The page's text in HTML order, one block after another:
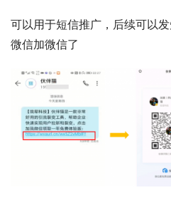
可以用于短信推广，后续可以
微信加微信了